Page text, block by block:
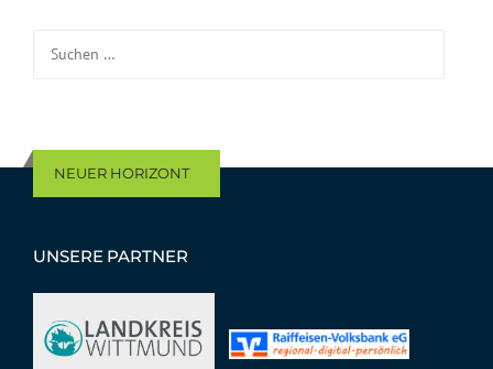
NEUER HORIZONT
UNSERE PARTNER